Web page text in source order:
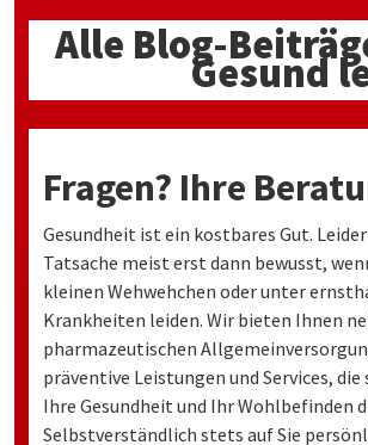
Alle Blog-
Gesund
Fragen? Ihre
Gesundheit ist ein kostbares Gut.
Tatsache meist erst dann bewusst,
kleinen Wehwehchen oder unter
Krankheiten leiden. Wir bieten Ihnen
pharmazeutischen
präventive Leistungen und Services, die
Ihre Gesundheit und Ihr Wohlbefinden
Selbstverständlich stets auf Sie